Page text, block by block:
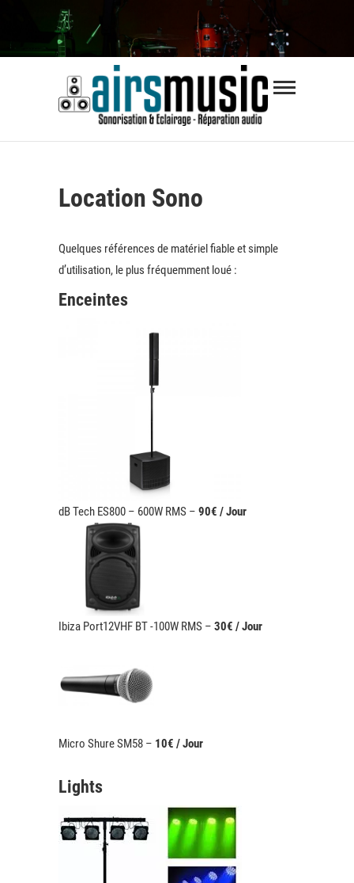
content
SONORISATION ÉVÈNEMENTS | RÉPARATION
Location Sono
Quelques références de matériel fiable et simple
d’utilisation, le plus fréquemment loué :
Enceintes
dB Tech ES800 – 600W RMS – 90€ / Jour
Ibiza Port12VHF BT -100W RMS – 30€ / Jour
Micro Shure SM58 – 10€ / Jour
Lights